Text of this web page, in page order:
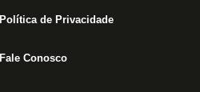
Política de Privacidade
Fale Conosco